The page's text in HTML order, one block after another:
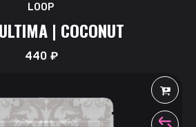
LOOP
| COCONUT
440₽